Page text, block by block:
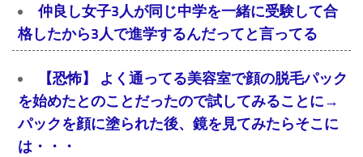
仲良し女子3人が同じ中学を一緒に受験して合
格したから3人で進学するんだってと言ってる
【恐怖】 よく通ってる美容室で顔の脱毛パック
を始めたとのことだったので試してみることに→
パックを顔に塗られた後、鏡を見てみたらそこに
は・・・